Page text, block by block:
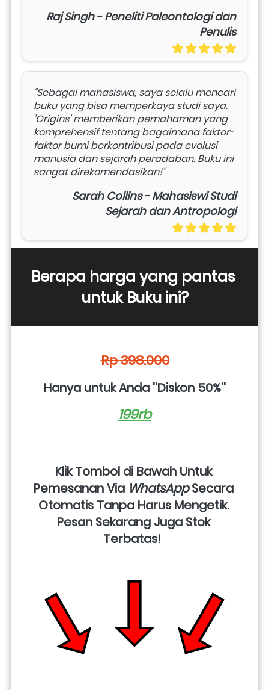
Raj Singh - Peneliti Paleontologi dan
Penulis
"Sebagai mahasiswa, saya selalu mencari
buku yang bisa memperkaya studi saya.
'Origins' memberikan pemahaman yang
komprehensif tentang bagaimana faktor-
faktor bumi berkontribusi pada evolusi
manusia dan sejarah peradaban. Buku ini
sangat direkomendasikan!"
Sarah Collins - Mahasiswi Studi
Sejarah dan Antropologi
Berapa harga yang pantas
untuk Buku ini?
Rp 398.000
Hanya untuk Anda ''Diskon 50%''
199rb
Klik Tombol di Bawah Untuk
Pemesanan Via WhatsApp Secara
Otomatis Tanpa Harus Mengetik.
Pesan Sekarang Juga Stok
Terbatas!